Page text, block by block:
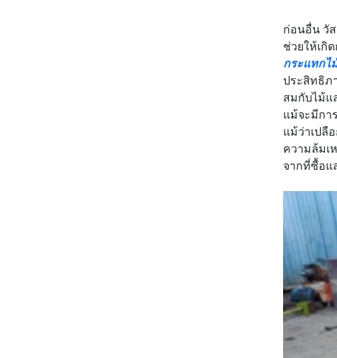
ก่อนอื่น วั
ช่วยให้เกิ
กระแทกไ
ประสิทธิภ
สมกับไม้แ
แม้จะมีกา
แม้ว่าเปลื
ความล้มเ
จากที่ซื้อแ